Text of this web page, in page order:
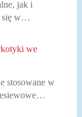
jak i
się w…
we
stosowane w